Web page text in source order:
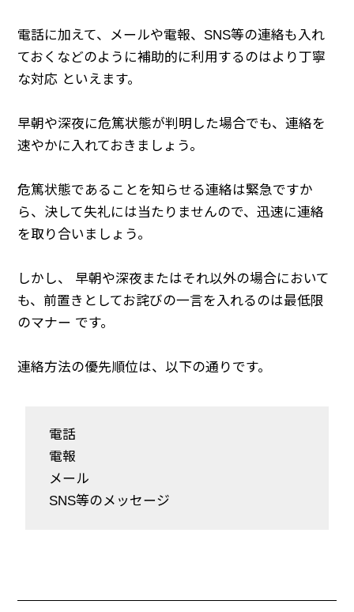
電話に加えて、メールや電報、SNS等の連絡も入れ
ておくなどのように補助的に利用するのはより丁寧
な対応 といえます。
早朝や深夜に危篤状態が判明した場合でも、連絡を
速やかに入れておきましょう。
危篤状態であることを知らせる連絡は緊急ですか
ら、決して失礼には当たりませんので、迅速に連絡
を取り合いましょう。
しかし、 早朝や深夜またはそれ以外の場合において
も、前置きとしてお詫びの一言を入れるのは最低限
のマナー です。
連絡方法の優先順位は、以下の通りです。
電話
電報
メール
SNS等のメッセージ